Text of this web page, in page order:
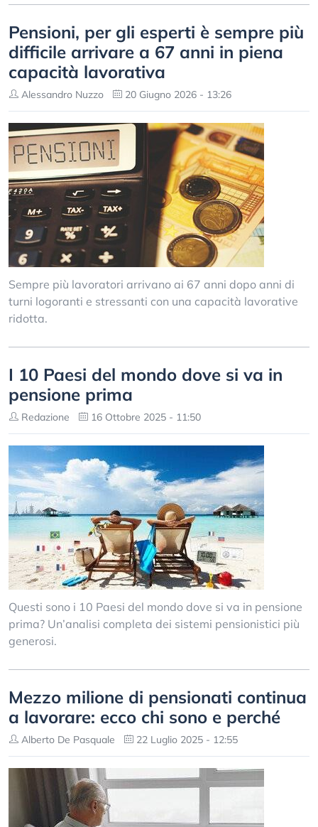
Pensioni, per gli esperti è sempre più
difficile arrivare a 67 anni in piena
capacità lavorativa
Alessandro Nuzzo 20 Giugno 2026 - 13:26
Sempre più lavoratori arrivano ai 67 anni dopo anni di
turni logoranti e stressanti con una capacità lavorative
ridotta.
I 10 Paesi del mondo dove si va in
pensione prima
Redazione 16 Ottobre 2025 - 11:50
Questi sono i 10 Paesi del mondo dove si va in pensione
prima? Un’analisi completa dei sistemi pensionistici più
generosi.
Mezzo milione di pensionati continua
a lavorare: ecco chi sono e perché
Alberto De Pasquale 22 Luglio 2025 - 12:55